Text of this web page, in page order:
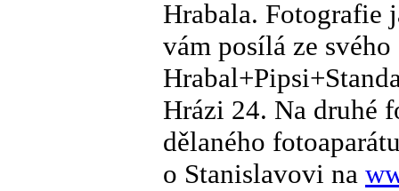
Hrabala. Fotografie
vám posílá ze
Hrázi 24. Na druhé
dělaného
o Stanislavovi na